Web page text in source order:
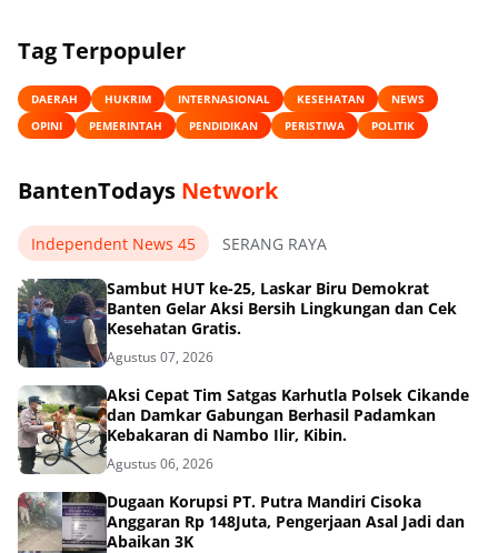
Tag Terpopuler
DAERAH HUKRIM INTERNASIONAL KESEHATAN
NEWS
OPINI
PEMERINTAH PENDIDIKAN PERISTIWA POLITIK
BantenTodays Network
Independent News 45 SERANG RAYA
Sambut HUT ke-25, Laskar Biru Demokrat
Banten Gelar Aksi Bersih Lingkungan dan Cek
Kesehatan Gratis.
Agustus 07, 2026
Aksi Cepat Tim Satgas Karhutla Polsek Cikande
dan Damkar Gabungan Berhasil Padamkan
Kebakaran di Nambo Ilir, Kibin.
Agustus 06, 2026
Dugaan Korupsi PT. Putra Mandiri Cisoka
Anggaran Rp 148Juta, Pengerjaan Asal Jadi dan
Abaikan 3K